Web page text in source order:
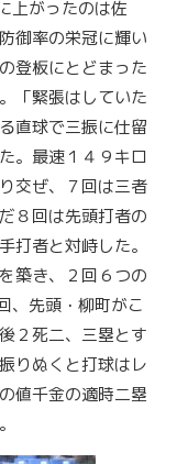
上がったのは佐
御率の栄冠に輝い
登板にとどまった
「緊張はしていた
直球で三振に仕留
。最速１４９キロ
交ぜ、７回は三者
８回は先頭打者の
打者と対峙した。
築き、２回６つの
、先頭・柳町がこ
２死二、三塁とす
りぬくと打球はレ
値千金の適時二塁